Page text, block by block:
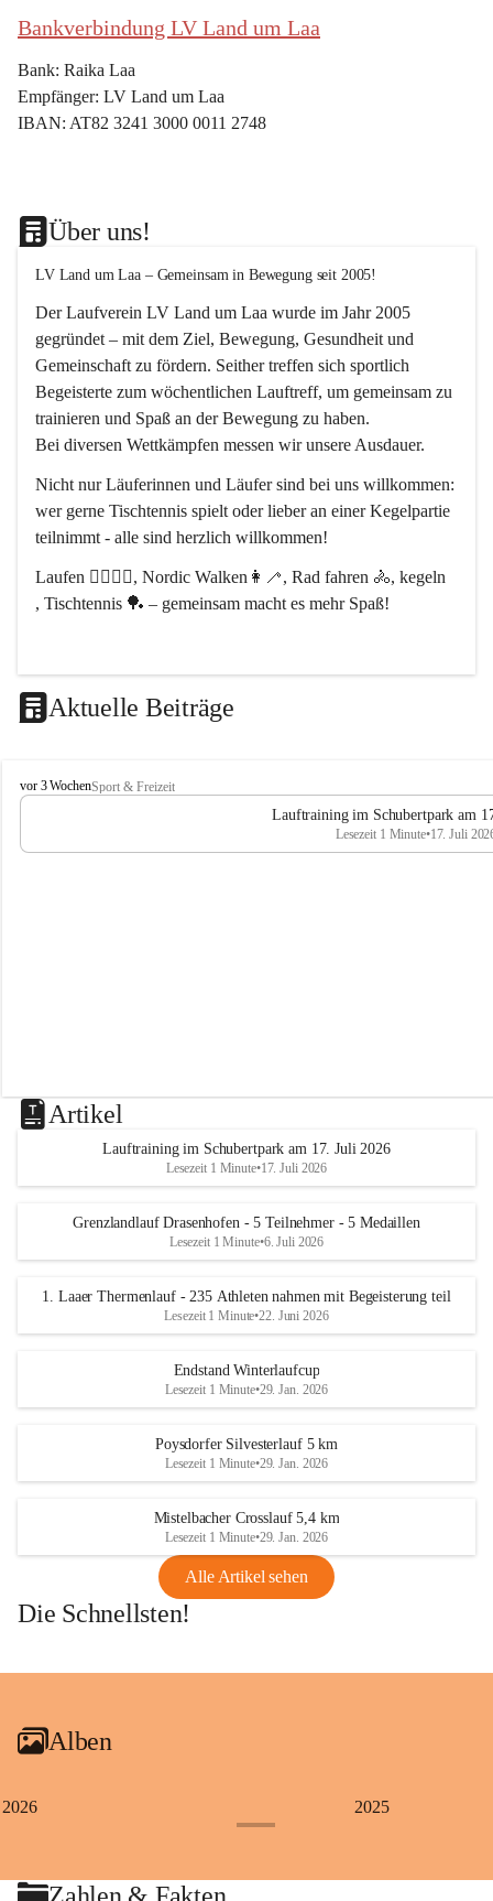
Bankverbindung LV Land um Laa
Bank: Raika Laa
Empfänger: LV Land um Laa
IBAN: AT82 3241 3000 0011 2748
Über uns!
LV Land um Laa – Gemeinsam in Bewegung seit 2005!
Der Laufverein LV Land um Laa wurde im Jahr 2005
gegründet – mit dem Ziel, Bewegung, Gesundheit und
Gemeinschaft zu fördern. Seither treffen sich sportlich
Begeisterte zum wöchentlichen Lauftreff, um gemeinsam zu
trainieren und Spaß an der Bewegung zu haben.
Bei diversen Wettkämpfen messen wir unsere Ausdauer.
Nicht nur Läuferinnen und Läufer sind bei uns willkommen:
wer gerne Tischtennis spielt oder lieber an einer Kegelpartie
teilnimmt - alle sind herzlich willkommen!
Laufen 🏃‍♂️🏃‍♀️, Nordic Walken👩‍🦯, Rad fahren 🚴, kegeln
, Tischtennis 🏓 – gemeinsam macht es mehr Spaß!
Aktuelle Beiträge
L
V
a
vor 3 WochenSport & Freizeit
Lauftraining im Schubertpark am
Lesezeit 1 Minute•17. Juli
Artikel
Lauftraining im Schubertpark am 17. Juli 2026
Lesezeit 1 Minute•17. Juli 2026
Grenzlandlauf Drasenhofen - 5 Teilnehmer - 5 Medaillen
Lesezeit 1 Minute•6. Juli 2026
1. Laaer Thermenlauf - 235 Athleten nahmen mit Begeisterung teil
Lesezeit 1 Minute•22. Juni 2026
Endstand Winterlaufcup
Lesezeit 1 Minute•29. Jan. 2026
Poysdorfer Silvesterlauf 5 km
Lesezeit 1 Minute•29. Jan. 2026
Mistelbacher Crosslauf 5,4 km
Lesezeit 1 Minute•29. Jan. 2026
Alle Artikel sehen
Die Schnellsten!
+1
Alben
2026 2025
Zahlen & Fakten